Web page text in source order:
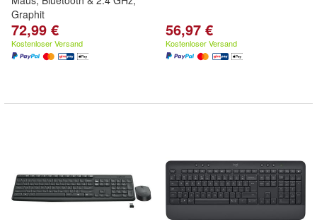
Graphit
72,99 €
Kostenloser Versand
56,97 €
Kostenloser Versand